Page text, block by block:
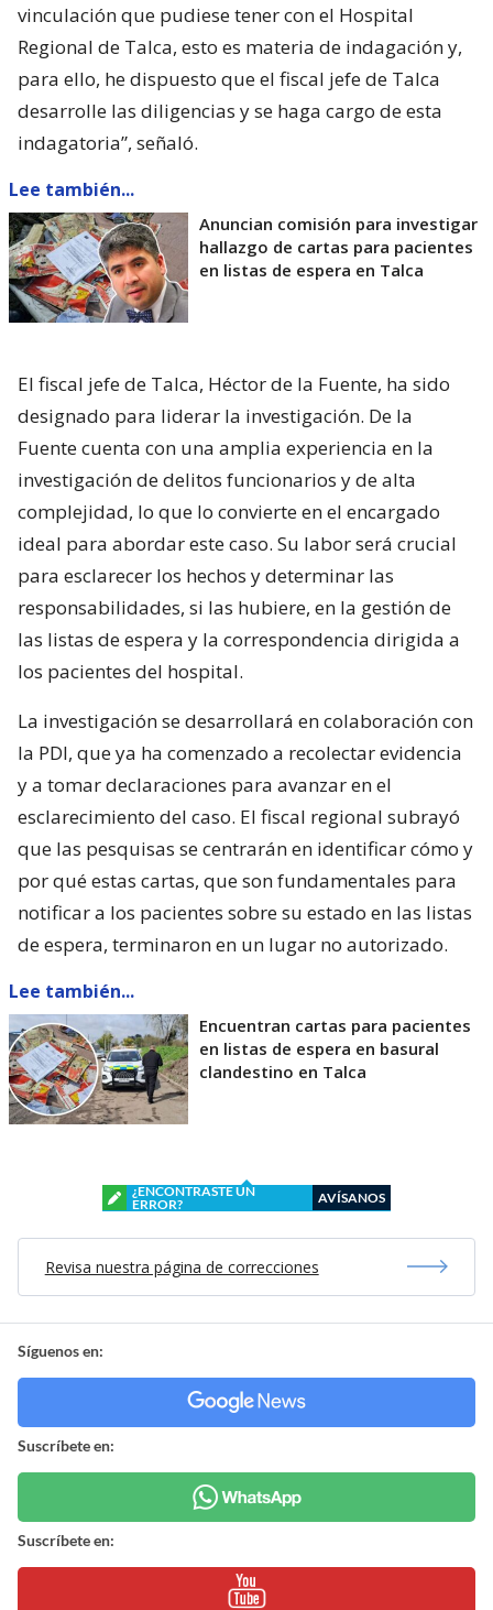
vinculación que pudiese tener con el Hospital
Regional de Talca, esto es materia de indagación y,
para ello, he dispuesto que el fiscal jefe de Talca
desarrolle las diligencias y se haga cargo de esta
indagatoria”, señaló.
Lee también...
Anuncian comisión para investigar
hallazgo de cartas para pacientes
en listas de espera en Talca
El fiscal jefe de Talca, Héctor de la Fuente, ha sido
designado para liderar la investigación. De la
Fuente cuenta con una amplia experiencia en la
investigación de delitos funcionarios y de alta
complejidad, lo que lo convierte en el encargado
ideal para abordar este caso. Su labor será crucial
para esclarecer los hechos y determinar las
responsabilidades, si las hubiere, en la gestión de
las listas de espera y la correspondencia dirigida a
los pacientes del hospital.
La investigación se desarrollará en colaboración con
la PDI, que ya ha comenzado a recolectar evidencia
y a tomar declaraciones para avanzar en el
esclarecimiento del caso. El fiscal regional subrayó
que las pesquisas se centrarán en identificar cómo y
por qué estas cartas, que son fundamentales para
notificar a los pacientes sobre su estado en las listas
de espera, terminaron en un lugar no autorizado.
Lee también...
Encuentran cartas para pacientes
en listas de espera en basural
clandestino en Talca
¿ENCONTRASTE UN
ERROR?
AVÍSANOS
Revisa nuestra página de correcciones
Síguenos en:
Suscríbete en:
Suscríbete en: